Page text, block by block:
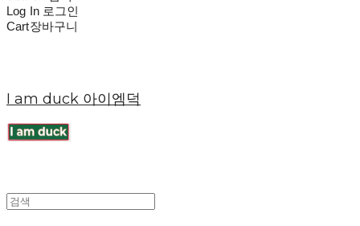
Log In 로그인
Cart장바구니
I am duck 아이엠덕